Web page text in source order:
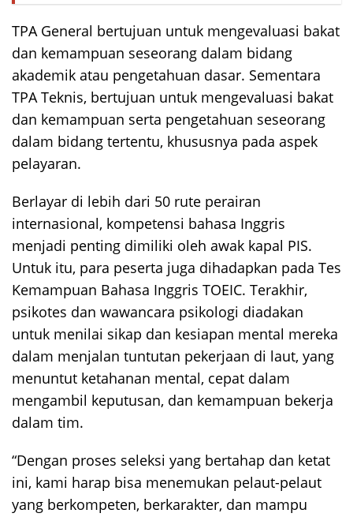
TPA General bertujuan untuk mengevaluasi bakat
dan kemampuan seseorang dalam bidang
akademik atau pengetahuan dasar. Sementara
TPA Teknis, bertujuan untuk mengevaluasi bakat
dan kemampuan serta pengetahuan seseorang
dalam bidang tertentu, khususnya pada aspek
pelayaran.
Berlayar di lebih dari 50 rute perairan
internasional, kompetensi bahasa Inggris
menjadi penting dimiliki oleh awak kapal PIS.
Untuk itu, para peserta juga dihadapkan pada Tes
Kemampuan Bahasa Inggris TOEIC. Terakhir,
psikotes dan wawancara psikologi diadakan
untuk menilai sikap dan kesiapan mental mereka
dalam menjalan tuntutan pekerjaan di laut, yang
menuntut ketahanan mental, cepat dalam
mengambil keputusan, dan kemampuan bekerja
dalam tim.
“Dengan proses seleksi yang bertahap dan ketat
ini, kami harap bisa menemukan pelaut-pelaut
yang berkompeten, berkarakter, dan mampu